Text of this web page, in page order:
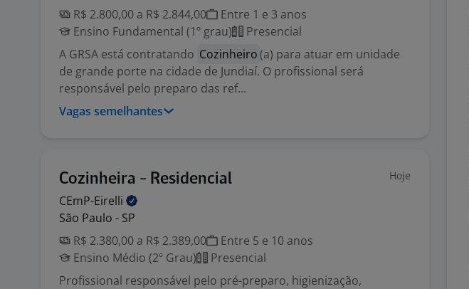
R$ 2.800,00 a R$ 2.844,00
Entre 1 e 3 anos
Ensino Fundamental (1º grau)
Presencial
A GRSA está contratando Cozinheiro(a) para atuar em unidade
de grande porte na cidade de Jundiaí. O profissional será
responsável pelo preparo das ref...
Vagas semelhantes
Cozinheira - Residencial Hoje
CEmP-Eirelli
São Paulo - SP
R$ 2.380,00 a R$ 2.389,00
Entre 5 e 10 anos
Ensino Médio (2º Grau)
Presencial
Profissional responsável pelo pré-preparo, higienização,